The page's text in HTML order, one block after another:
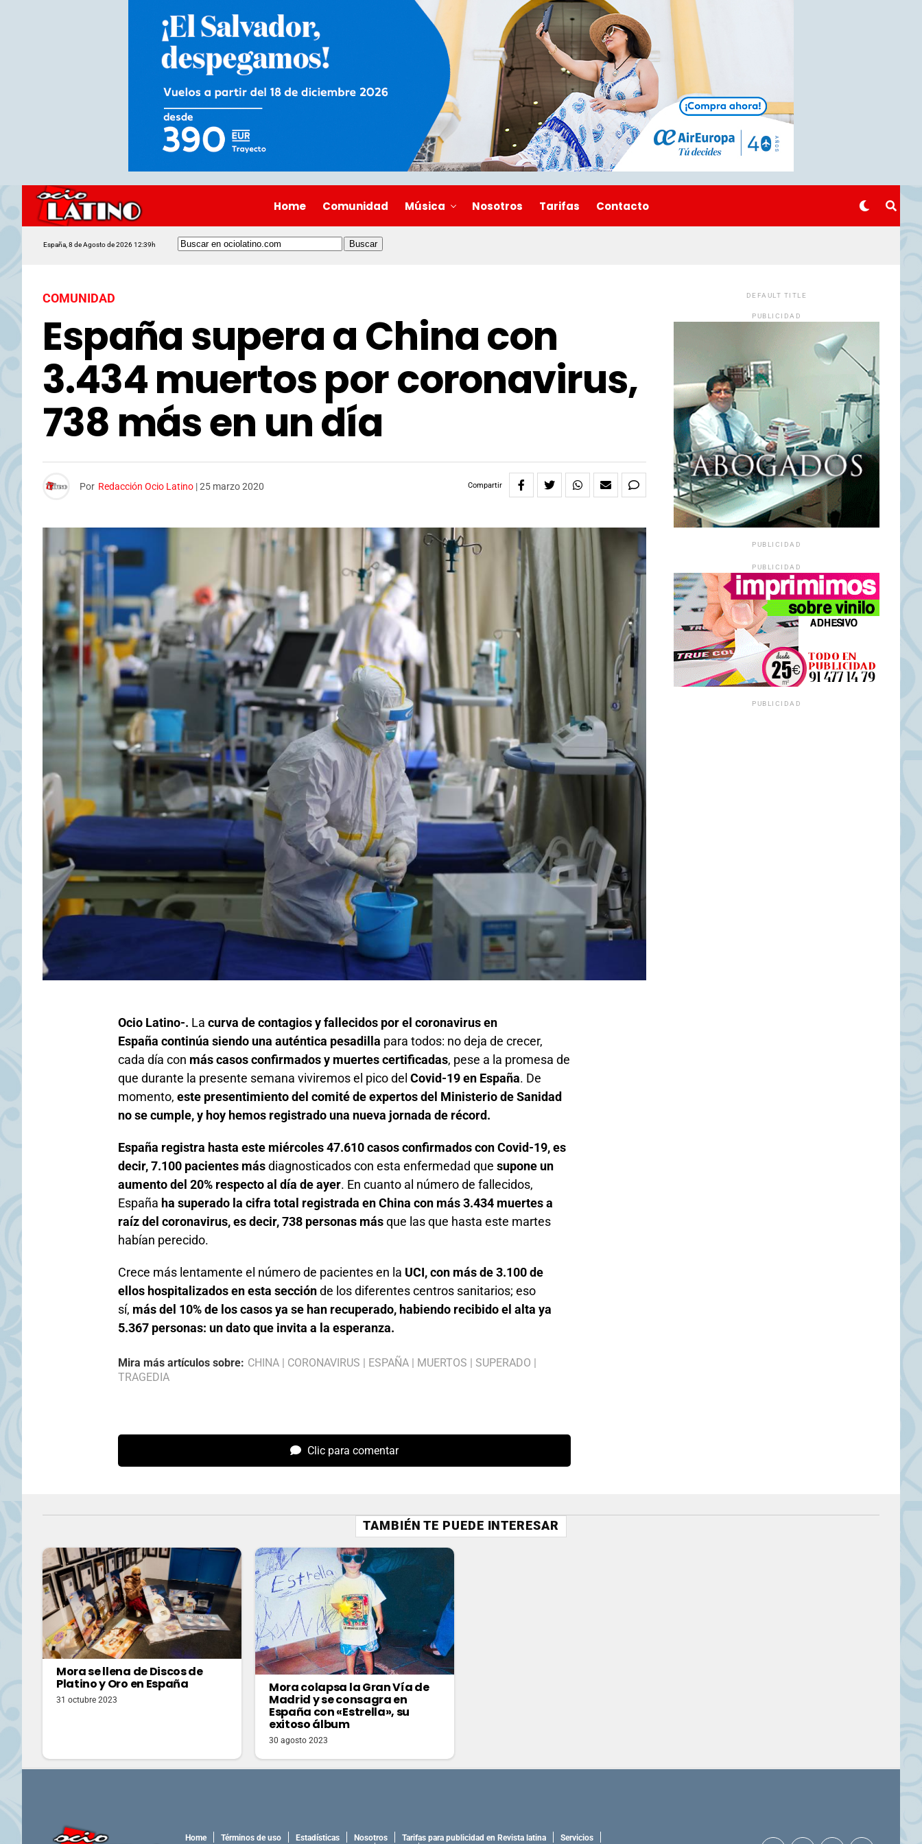
Home Comunidad Música Nosotros Tarifas Contacto
España, 8 de Agosto de 2026 12:39h
COMUNIDAD
España supera a China con
3.434 muertos por coronavirus,
738 más en un día
Por Redacción Ocio Latino |25 marzo 2020 Compartir
Ocio Latino-. La curva de contagios y fallecidos por el coronavirus en
España continúa siendo una auténtica pesadilla para todos: no deja de crecer,
cada día con más casos confirmados y muertes certificadas, pese a la promesa de
que durante la presente semana viviremos el pico del Covid-19 en España. De
momento, este presentimiento del comité de expertos del Ministerio de Sanidad
no se cumple, y hoy hemos registrado una nueva jornada de récord.
España registra hasta este miércoles 47.610 casos confirmados con Covid-19, es
decir, 7.100 pacientes másdiagnosticados con esta enfermedad que supone un
aumento del 20% respecto al día de ayer. En cuanto al número de fallecidos,
España ha superado la cifra total registrada en China con más 3.434 muertes a
raíz del coronavirus, es decir, 738 personas másque las que hasta este martes
habían perecido.
Crece más lentamente el número de pacientes en la UCI, con más de 3.100 de
ellos hospitalizados en esta secciónde los diferentes centros sanitarios; eso
sí, más del 10% de los casos ya se han recuperado, habiendo recibido el alta ya
5.367 personas: un dato que invita a la esperanza.
Mira más artículos sobre: CHINA | CORONAVIRUS | ESPAÑA | MUERTOS | SUPERADO |
TRAGEDIA
Clic para comentar
DEFAULT TITLE
PUBLICIDAD
PUBLICIDAD
PUBLICIDAD
PUBLICIDAD
TAMBIÉN TE PUEDE INTERESAR
Mora se llena de Discos de
Platino y Oro en España
31 octubre 2023
Mora colapsa la Gran Vía de
Madrid y se consagra en
España con «Estrella», su
exitoso álbum
30 agosto 2023
Home Términos de uso Estadísticas Nosotros Tarifas para publicidad en Revista latina
Servicios